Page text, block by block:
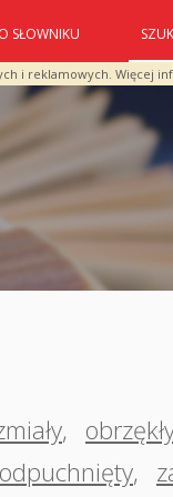
i reklamowych. Więcej
O SŁOWNIKU
,
,